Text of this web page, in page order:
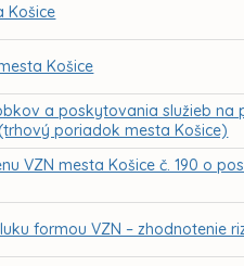
Košice
Košice
a poskytovania služieb na
poriadok mesta Košice)
VZN mesta Košice č. 190 o
formou VZN – zhodnotenie